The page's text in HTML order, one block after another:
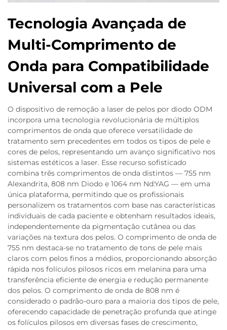
Tecnologia Avançada de
Multi-Comprimento de
Onda para Compatibilidade
Universal com a Pele
O dispositivo de remoção a laser de pelos por diodo ODM
incorpora uma tecnologia revolucionária de múltiplos
comprimentos de onda que oferece versatilidade de
tratamento sem precedentes em todos os tipos de pele e
cores de pelos, representando um avanço significativo nos
sistemas estéticos a laser. Esse recurso sofisticado
combina três comprimentos de onda distintos — 755 nm
Alexandrita, 808 nm Diodo e 1064 nm Nd:YAG — em uma
única plataforma, permitindo que os profissionais
personalizem os tratamentos com base nas características
individuais de cada paciente e obtenham resultados ideais,
independentemente da pigmentação cutânea ou das
variações na textura dos pelos. O comprimento de onda de
755 nm destaca-se no tratamento de tons de pele mais
claros com pelos finos a médios, proporcionando absorção
rápida nos folículos pilosos ricos em melanina para uma
transferência eficiente de energia e redução permanente
dos pelos. O comprimento de onda de 808 nm é
considerado o padrão-ouro para a maioria dos tipos de pele,
oferecendo capacidade de penetração profunda que atinge
os folículos pilosos em diversas fases de crescimento,